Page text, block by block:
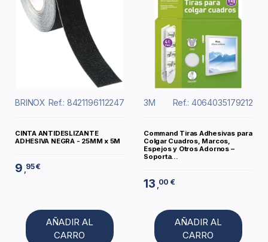
BRINOX Ref.: 8421196112247
CINTA ANTIDESLIZANTE
ADHESIVA NEGRA - 25MM x 5M
9 ,95 €
AÑADIR AL
CARRO
3M Ref.: 4064035179212
Command Tiras Adhesivas para
Colgar Cuadros, Marcos,
Espejos y Otros Adornos –
Soporta...
13 ,00 €
AÑADIR AL
CARRO